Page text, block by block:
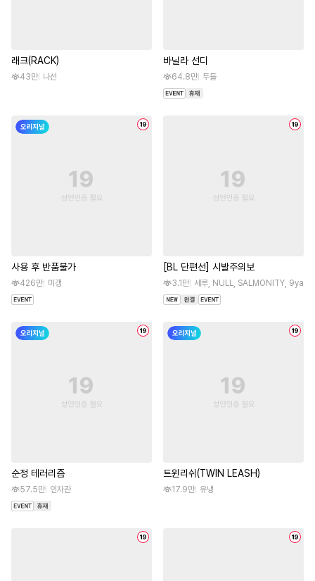
래크(RACK)
43만 나선
바닐라 선디
64.8만 두들
사용 후 반품불가
426만 미갱
[BL 단편선] 시발주의보
3.1만 세루, NULL, SALMONITY, 9ya
순정 테러리즘
57.5만 인자관
트윈리쉬(TWIN LEASH)
17.9만 유냉